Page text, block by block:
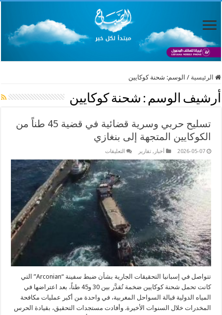
الرئيسية / الوسم: شحنة كوكايين
أرشيف الوسم : شحنة كوكايين
تسليح حربي وسرية قضائية في قضية 45 طناً من
الكوكايين المتجهة إلى بنغازي
2026-05-07 أخبار ,تقارير التعليقات
حربي
وسرية
قضائية
في
قضية
45
طناً
من
الكوكايين
تتواصل في إسبانيا التحقيقات الجارية بشأن ضبط سفينة “Arconian” التي
كانت تحمل شحنة كوكايين ضخمة تُقدَّر بين 30 و45 طناً، بعد اعتراضها في
المياه الدولية قبالة السواحل المغربية، في واحدة من أكبر عمليات مكافحة
المخدرات خلال السنوات الأخيرة. وأفادت مستجدات التحقيق، بقيادة الحرس